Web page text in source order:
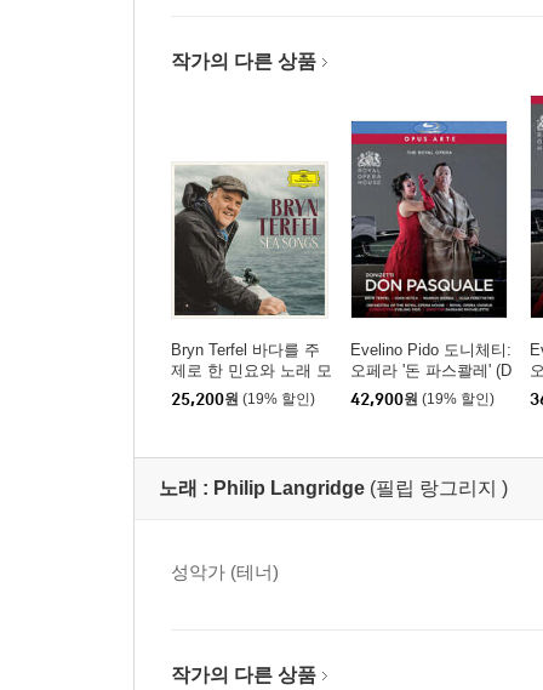
작가의 다른 상품
Bryn Terfel 바다를 주
제로 한 민요와 노래 모
음집 (Sea Songs)
25,200원 (19% 할인)
Evelino Pido 도니체티:
오페라 '돈 파스콸레' (D
onizetti: Don Pasquale)
42,900원 (19% 할인)
노래 : Philip Langridge (필립 랑그리지 )
성악가 (테너)
작가의 다른 상품